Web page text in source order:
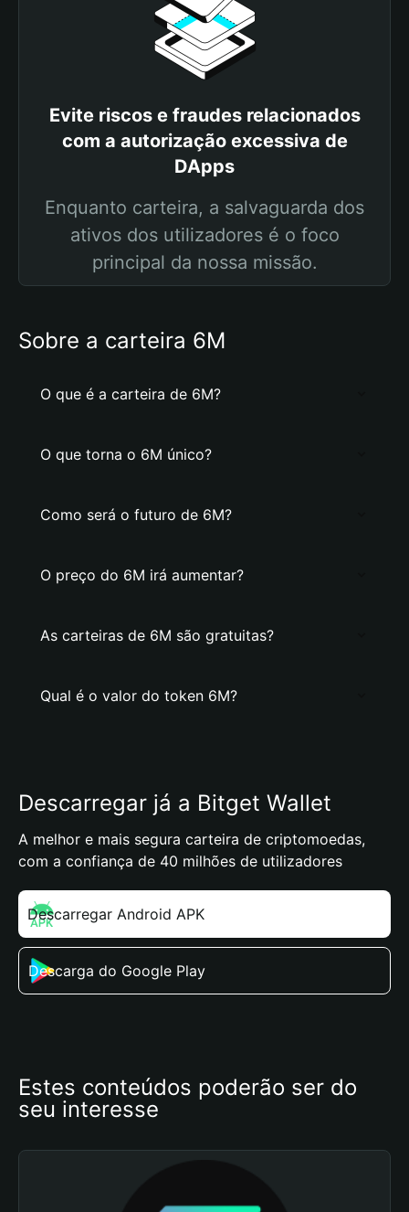
Evite riscos e fraudes relacionados
com a autorização excessiva de
DApps
Enquanto carteira, a salvaguarda dos
ativos dos utilizadores é o foco
principal da nossa missão.
Sobre a carteira 6M
O que é a carteira de 6M?
O que torna o 6M único?
Como será o futuro de 6M?
O preço do 6M irá aumentar?
As carteiras de 6M são gratuitas?
Qual é o valor do token 6M?
Descarregar já a Bitget Wallet
A melhor e mais segura carteira de criptomoedas,
com a confiança de 40 milhões de utilizadores
Descarregar Android APK
Descarga do Google Play
Estes conteúdos poderão ser do
seu interesse